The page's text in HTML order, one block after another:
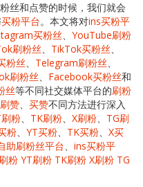
丝和点赞的时候，我们就会
买粉平台。本文将对ins买粉平
买粉丝、 YouTube刷粉
刷粉丝、 TikTok买粉丝、
粉丝、 Telegram刷粉丝、
刷粉丝、 Facebook买粉丝和
丝等不同社交媒体平台的刷粉
刷赞、 买赞不同方法进行深入
粉、 TK刷粉、 X刷粉、 TG刷
粉、 YT买粉、 TK买粉、 X买
助刷粉丝平台、 ins买粉平
粉 YT刷粉 TK刷粉 X刷粉 TG